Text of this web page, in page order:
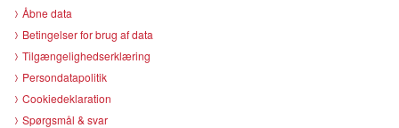
Åbne data
Betingelser for brug af data
Tilgængelighedserklæring
Persondatapolitik
Cookiedeklaration
Spørgsmål & svar